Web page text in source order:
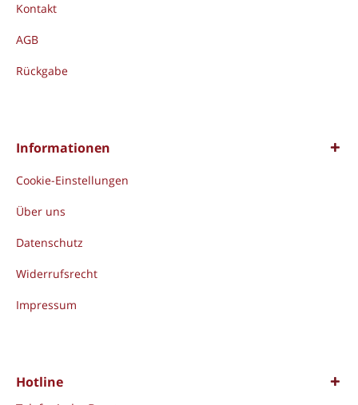
Kontakt
AGB
Rückgabe
Informationen
Cookie-Einstellungen
Über uns
Datenschutz
Widerrufsrecht
Impressum
Hotline